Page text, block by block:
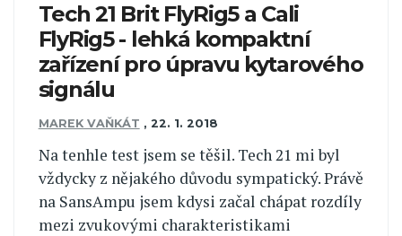
Tech 21 Brit FlyRig5 a Cali
FlyRig5 - lehká kompaktní
zařízení pro úpravu kytarového
signálu
MAREK VAŇKÁT , 22. 1. 2018
Na tenhle test jsem se těšil. Tech 21 mi byl
vždycky z nějakého důvodu sympatický. Právě
na SansAmpu jsem kdysi začal chápat rozdíly
mezi zvukovými charakteristikami